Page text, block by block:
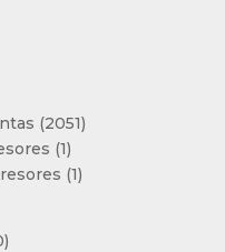
20512051
11
producto
11
80